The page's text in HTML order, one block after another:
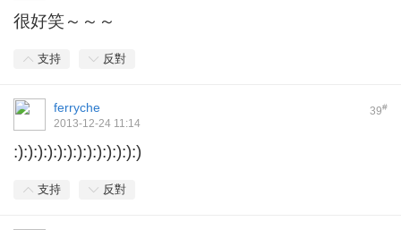
很好笑～～～
支持 反對
39#
ferryche
2013-12-24 11:14
:):):):):):):):):):):):):)
支持 反對